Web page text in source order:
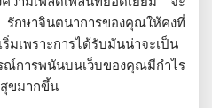
ษาจินตนาการของคุณให้คงที่
เพราะการได้รับมันน่าจะเป็น
ณ์การพนันบนเว็บของคุณมีกำไร
ขมากขึ้น